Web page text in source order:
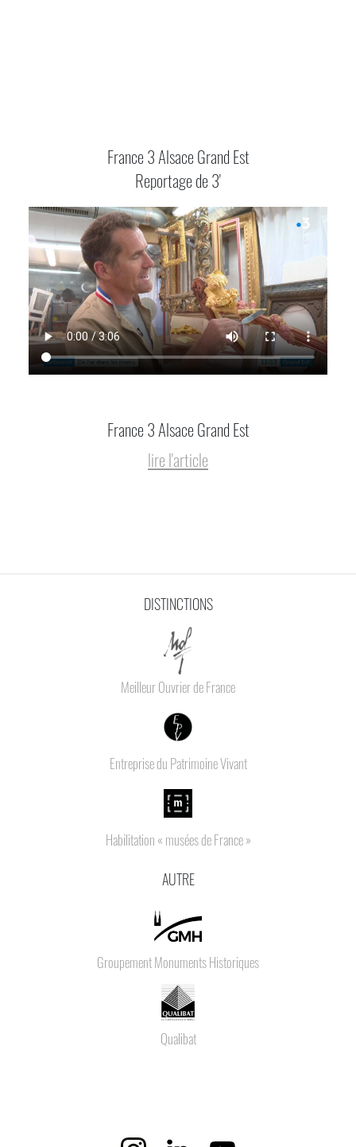
France 3 Alsace Grand Est
Reportage de 3'
France 3 Alsace Grand Est
lire l'article
DISTINCTIONS
Meilleur Ouvrier de France
Entreprise du Patrimoine Vivant
Habilitation « musées de France »
AUTRE
Groupement Monuments Historiques
Qualibat